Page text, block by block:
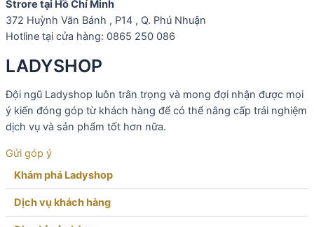
Strore tại Hồ Chí Minh
372 Huỳnh Văn Bánh , P14 , Q. Phú Nhuận
Hotline tại cửa hàng: 0865 250 086
LADYSHOP
Đội ngũ Ladyshop luôn trân trọng và mong đợi nhận được mọi
ý kiến đóng góp từ khách hàng để có thể nâng cấp trải nghiệm
dịch vụ và sản phẩm tốt hơn nữa.
Gửi góp ý
Khám phá Ladyshop​
Dịch vụ khách hàng​